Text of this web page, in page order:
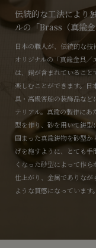
伝統的な工法により
ルの「Brass（真鍮
日本の職人が、伝統的な
オリジナルの「真鍮金具
は、銅が含まれているこ
楽しむことができます。
具・高級客船の装飾品な
テリアル。真鍮の製作に
型を作り、砂を用いて鋳型
固まった真鍮鋳物を砂型
げを施すように、とても
くなった砂型によって作
仕上がり、金属でありな
ような質感になっています。